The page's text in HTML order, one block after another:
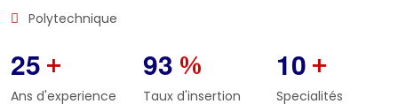
Polytechnique
25 +
Ans d'experience
93 %
Taux d'insertion
10 +
Specialités